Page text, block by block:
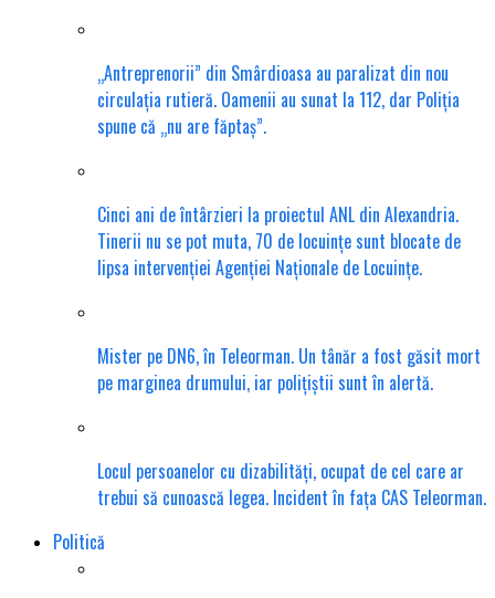
„Antreprenorii” din Smârdioasa au paralizat din nou
circulația rutieră. Oamenii au sunat la 112, dar Poliția
spune că „nu are făptaș”.
Cinci ani de întârzieri la proiectul ANL din Alexandria.
Tinerii nu se pot muta, 70 de locuințe sunt blocate de
lipsa intervenției Agenției Naționale de Locuințe.
Mister pe DN6, în Teleorman. Un tânăr a fost găsit mort
pe marginea drumului, iar polițiștii sunt în alertă.
Locul persoanelor cu dizabilități, ocupat de cel care ar
trebui să cunoască legea. Incident în fața CAS Teleorman.
Politică